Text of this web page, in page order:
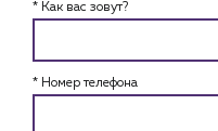
* Как вас зовут?
* Номер телефона